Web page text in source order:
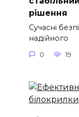
рішення
Сучасні
надійного
0 19